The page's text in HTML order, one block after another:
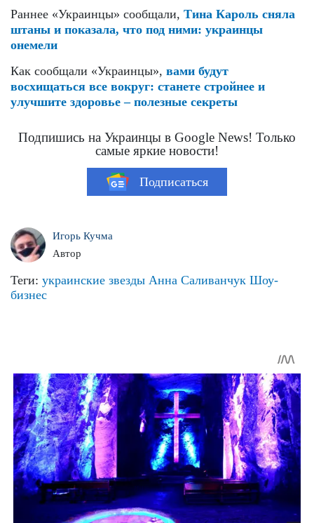
Раннее «Украинцы» сообщали, Тина Кароль сняла
штаны и показала, что под ними: украинцы
онемели
Как сообщали «Украинцы», вами будут
восхищаться все вокруг: станете стройнее и
улучшите здоровье – полезные секреты
Подпишись на Украинцы в Google News! Только
самые яркие новости!
Подписаться
Игорь Кучма
Автор
Теги: украинские звезды Анна Саливанчук Шоу-
бизнес